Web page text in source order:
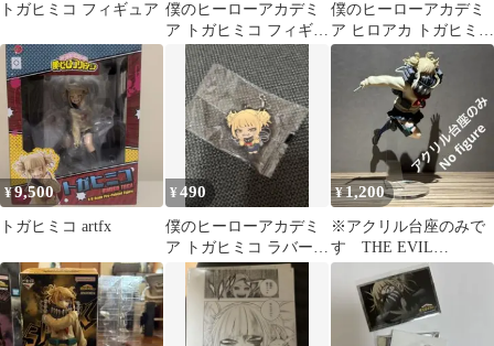
トガヒミコ フィギュア 僕のヒーローアカデミ
ア トガヒミコ フィギュ
僕のヒーローアカデミ
ア ヒロアカ トガヒミコ
カスタムステッカー
¥9,500
トガヒミコ artfx
¥490
僕のヒーローアカデミ
ア トガヒミコ ラバーキ
ーホルダー
¥1,200
※アクリル台座のみで
す THE EVIL
VILLAINS トガヒミコ
用台座